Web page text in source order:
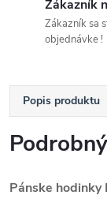
Zákazník
Zákazník sa
objednávke !
Popis produktu
Pánske